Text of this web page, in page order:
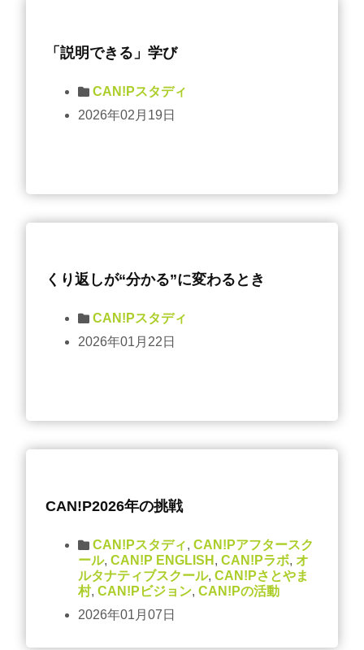
「説明できる」学び
CAN!Pスタディ
2026年02月19日
くり返しが“分かる”に変わるとき
CAN!Pスタディ
2026年01月22日
CAN!P2026年の挑戦
CAN!Pスタディ, CAN!Pアフタースク
ール, CAN!P ENGLISH , CAN!Pラボ, オ
ルタナティブスクール, CAN!Pさとやま
村, CAN!Pビジョン, CAN!Pの活動
2026年01月07日